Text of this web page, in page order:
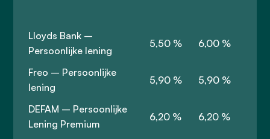
Lloyds Bank –
Persoonlijke lening
5,50 % 6,00 %
Freo – Persoonlijke
lening
5,90 % 5,90 %
DEFAM – Persoonlijke
Lening Premium
6,20 % 6,20 %